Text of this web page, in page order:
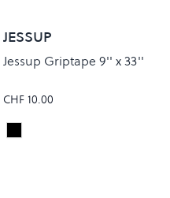
JESSUP
Jessup Griptape 9'' x 33''
CHF 10.00
Colour
Black